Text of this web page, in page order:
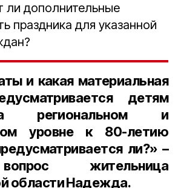
ли дополнительные
праздника для указанной
и какая материальная
детям
региональном и
уровне к 80-летию
ли?» –
жительница
области Надежда.